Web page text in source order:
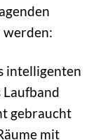
werden:
intelligenten
Laufband
gebraucht
mit